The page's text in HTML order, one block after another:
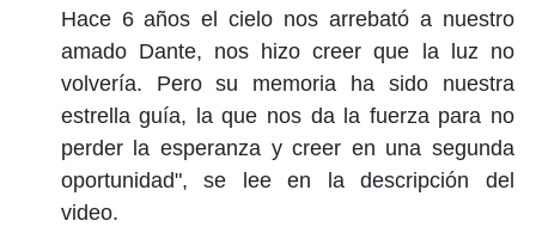
Hace 6 años el cielo nos arrebató a nuestro
amado Dante, nos hizo creer que la luz no
volvería. Pero su memoria ha sido nuestra
estrella guía, la que nos da la fuerza para no
perder la esperanza y creer en una segunda
oportunidad", se lee en la descripción del
video.